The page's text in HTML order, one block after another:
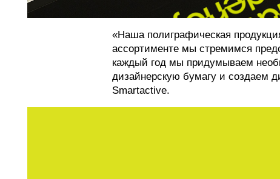
«Наша полиграфическая
ассортименте мы стремимся
каждый год мы придумываем
дизайнерскую бумагу и создаем
Smartactive.